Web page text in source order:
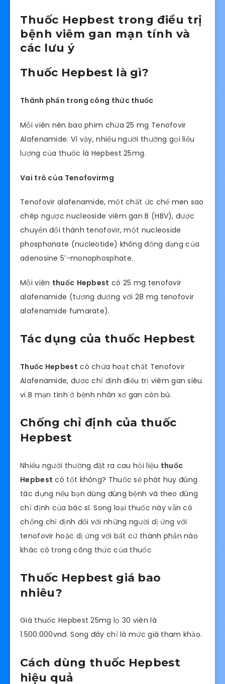
Thuốc Hepbest trong điều trị
bệnh viêm gan mạn tính và
các lưu ý
Thuốc Hepbest là gì?
Thành phần trong công thức thuốc
Mỗi viên nén bao phim chứa 25 mg Tenofovir
Alafenamide. Vì vậy, nhiều người thường gọi liều
lượng của thuốc là Hepbest 25mg.
Vai trò của Tenofovirmg
Tenofovir alafenamide, một chất ức chế men sao
chép ngược nucleoside viêm gan B (HBV), được
chuyển đổi thành tenofovir, một nucleoside
phosphonate (nucleotide) không đồng dạng của
adenosine 5′-monophosphate.
Mỗi viên thuốc Hepbest có 25 mg tenofovir
alafenamide (tương đương với 28 mg tenofovir
alafenamide fumarate).
Tác dụng của thuốc Hepbest
Thuốc Hepbest có chứa hoạt chất Tenofovir
Alafenamide, được chỉ định điều trị viêm gan siêu
vi B mạn tính ở bệnh nhân xơ gan còn bù.
Chống chỉ định của thuốc
Hepbest
Nhiều người thường đặt ra cau hỏi liệu thuốc
Hepbest có tốt không? Thuốc sẽ phát huy đúng
tác dụng nếu bạn dùng đúng bệnh và theo đúng
chỉ định của bác sĩ. Song loại thuốc này vẫn có
chống chỉ định đối với những người dị ứng với
tenofovir hoặc dị ứng với bất cứ thành phần nào
khác có trong công thức của thuốc
Thuốc Hepbest giá bao
nhiêu?
Giá thuốc Hepbest 25mg lọ 30 viên là
1.500.000vnđ. Song đây chỉ là mức giá tham khảo.
Cách dùng thuốc Hepbest
hiệu quả